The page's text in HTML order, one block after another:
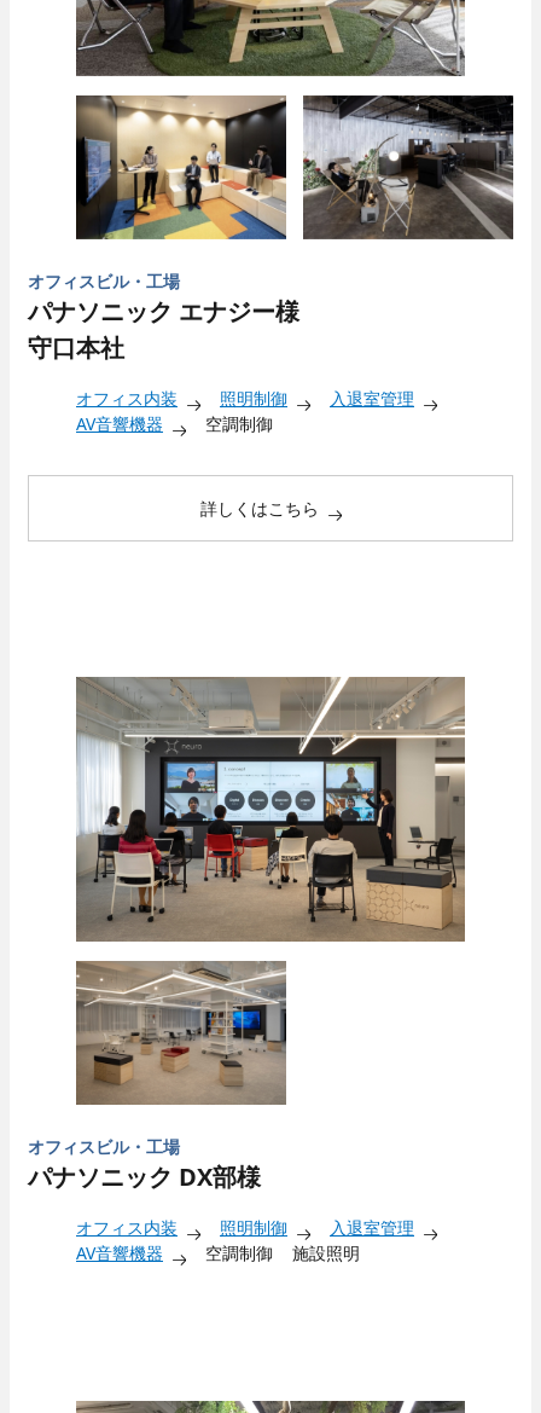
オフィスビル・工場
パナソニック エナジー様
守口本社
オフィス内装 照明制御
入退室管理
AV音響機器
空調制御
詳しくはこちら
オフィスビル・工場
パナソニック DX部様
オフィス内装 照明制御
入退室管理
AV音響機器
空調制御 施設照明